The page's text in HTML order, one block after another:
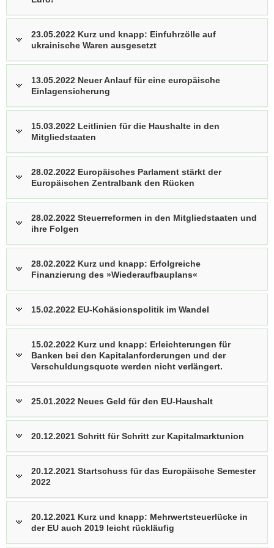
23.05.2022 Kurz und knapp: Einfuhrzölle auf
ukrainische Waren ausgesetzt
13.05.2022 Neuer Anlauf für eine europäische
Einlagensicherung
15.03.2022 Leitlinien für die Haushalte in den
Mitgliedstaaten
28.02.2022 Europäisches Parlament stärkt der
Europäischen Zentralbank den Rücken
28.02.2022 Steuerreformen in den Mitgliedstaaten und
ihre Folgen
28.02.2022 Kurz und knapp: Erfolgreiche
Finanzierung des »Wiederaufbauplans«
15.02.2022 EU-Kohäsionspolitik im Wandel
15.02.2022 Kurz und knapp: Erleichterungen für
Banken bei den Kapitalanforderungen und der
Verschuldungsquote werden nicht verlängert.
25.01.2022 Neues Geld für den EU-Haushalt
20.12.2021 Schritt für Schritt zur Kapitalmarktunion
20.12.2021 Startschuss für das Europäische Semester
2022
20.12.2021 Kurz und knapp: Mehrwertsteuerlücke in
der EU auch 2019 leicht rückläufig